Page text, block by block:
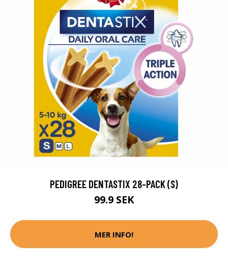
PEDIGREE DENTASTIX 28-PACK (S)
99.9 SEK
MER INFO!